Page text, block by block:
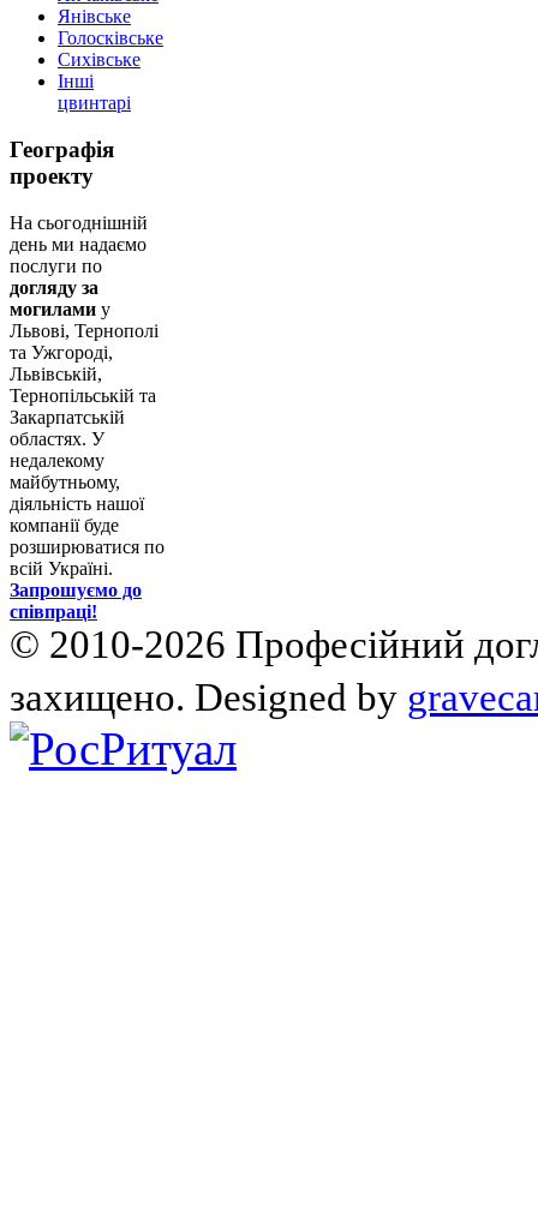
Янівське
Голосківське
Сихівське
Інші
цвинтарі
Географія
проекту
На сьогоднішній
день ми надаємо
послуги по
догляду за
могилами у
Львові, Тернополі
та Ужгороді,
Львівській,
Тернопільській та
Закарпатській
областях. У
недалекому
майбутньому,
діяльність нашої
компанії буде
розширюватися по
всій Україні.
Запрошуємо до
співпраці!
© 2010-2026 Професійний
захищено. Designed by